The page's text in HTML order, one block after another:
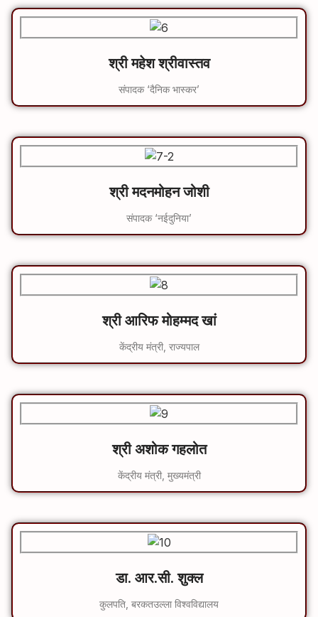
श्री महेश श्रीवास्तव
संपादक ‘दैनिक भास्कर’
श्री मदनमोहन जोशी
संपादक ‘नईदुनिया’
श्री आरिफ मोहम्मद खां
केंद्रीय मंत्री, राज्यपाल
श्री अशोक गहलोत
केंद्रीय मंत्री, मुख्यमंत्री
डा. आर.सी. शुक्ल
कुलपति, बरकतउल्ला विश्‍वविद्यालय